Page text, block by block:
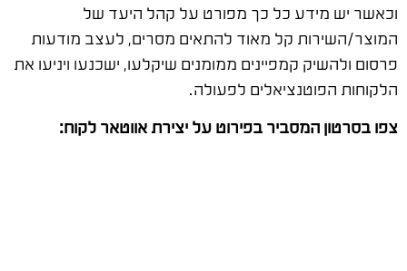
וכאשר יש מידע כל כך מפורט על קהל היעד של
המוצר/השירות קל מאוד להתאים מסרים, לעצב מודעות
פרסום ולהשיק קמפיינים ממומנים שיקלעו, ישכנעו ויניעו את
הלקוחות הפוטנציאלים לפעולה.
צפו בסרטון המסביר בפירוט על יצירת אווטאר לקוח: